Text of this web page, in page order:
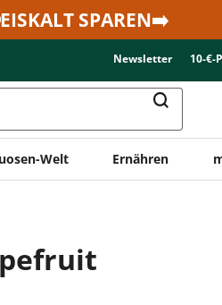
SPAREN➡️
Newsletter 10-€-
Welt Ernähren